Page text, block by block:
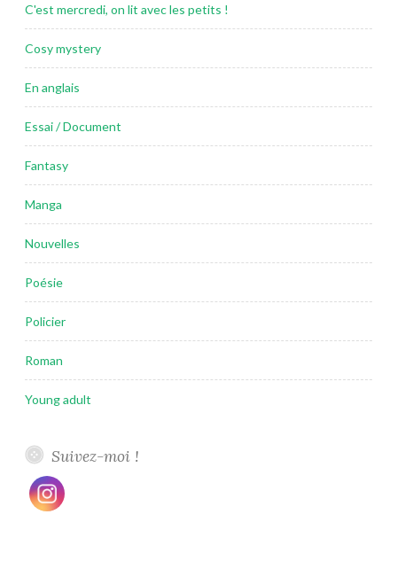
C'est mercredi, on lit avec les petits !
Cosy mystery
En anglais
Essai / Document
Fantasy
Manga
Nouvelles
Poésie
Policier
Roman
Young adult
Suivez-moi !